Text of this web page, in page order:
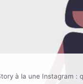
à la une Instagram :